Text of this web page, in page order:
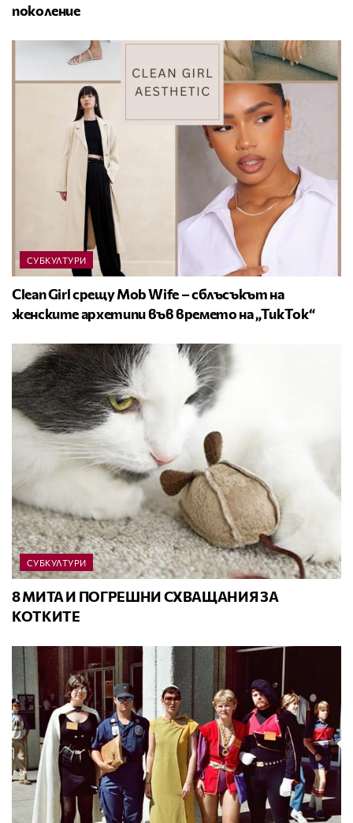
поколение
СУБКУЛТУРИ
Clean Girl срещу Mob Wife – сблъсъкът на
женските архетипи във времето на „ТикТок“
СУБКУЛТУРИ
8 МИТА И ПОГРЕШНИ СХВАЩАНИЯ ЗА
КОТКИТЕ